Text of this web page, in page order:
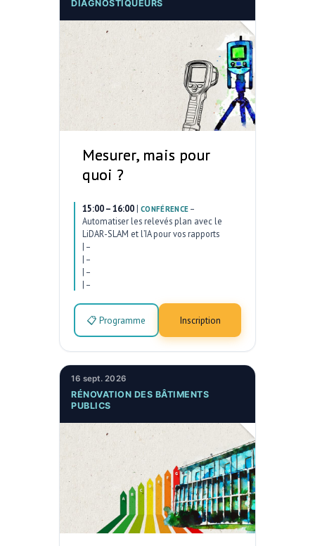
DIAGNOSTIQUEURS
Mesurer, mais pour
quoi ?
15:00 – 16:00 | CONFÉRENCE –
Automatiser les relevés plan avec le
LiDAR-SLAM et l’IA pour vos rapports
| –
| –
| –
| –
📋 Programme Inscription
16 sept. 2026
RÉNOVATION DES BÂTIMENTS
PUBLICS